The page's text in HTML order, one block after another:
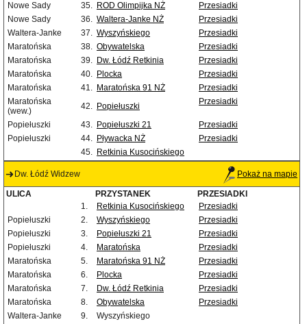
Nowe Sady
35. ROD Olimpijka NŻ
Przesiadki
Nowe Sady
36. Waltera-Janke NŻ
Przesiadki
Waltera-Janke
37. Wyszyńskiego
Przesiadki
Maratońska
38. Obywatelska
Przesiadki
Maratońska
39. Dw. Łódź Retkinia
Przesiadki
Maratońska
40. Plocka
Przesiadki
Maratońska
41. Maratońska 91 NŻ
Przesiadki
Maratońska
(wew.)
42. Popiełuszki Przesiadki
Popiełuszki 43. Popiełuszki 21
Przesiadki
Popiełuszki
44. Pływacka NŻ
Przesiadki
45. Retkinia Kusocińskiego
Dw. Łódź Widzew Pokaż na mapie
ULICA PRZYSTANEK
PRZESIADKI
1.
Retkinia Kusocińskiego
Przesiadki
Popiełuszki
2. Wyszyńskiego
Przesiadki
Popiełuszki
3. Popiełuszki 21
Przesiadki
Popiełuszki
4. Maratońska
Przesiadki
Maratońska
5. Maratońska 91 NŻ
Przesiadki
Maratońska
6. Plocka
Przesiadki
Maratońska
7. Dw. Łódź Retkinia
Przesiadki
Maratońska
8. Obywatelska
Przesiadki
Waltera-Janke
9.
Wyszyńskiego